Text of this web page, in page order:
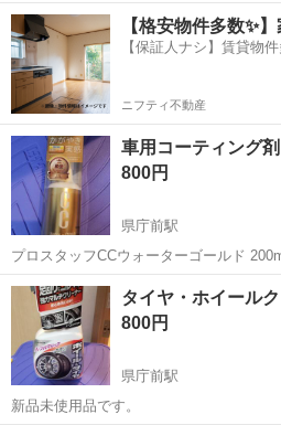
介護食を全国に広めよう！ ＼ 品質管理の経験が活かせる！新規事業の
介護食の中核メンバーを募集！ 理数系の
サポート体制が整って...
沖縄 糸満市 工場
【格安物件多数✨
【保証人ナシ】賃貸物件
ニフティ不動産
車用コーティング剤
800円
県庁前駅
プロスタッフCCウォーターゴールド
ーして拭くだけ。 艶が出て水を弾きます
す。 2回程使用済み。
沖縄 那覇市 県庁前駅 メンテ
タイヤ・ホイール
800円
県庁前駅
新品未使用品です。